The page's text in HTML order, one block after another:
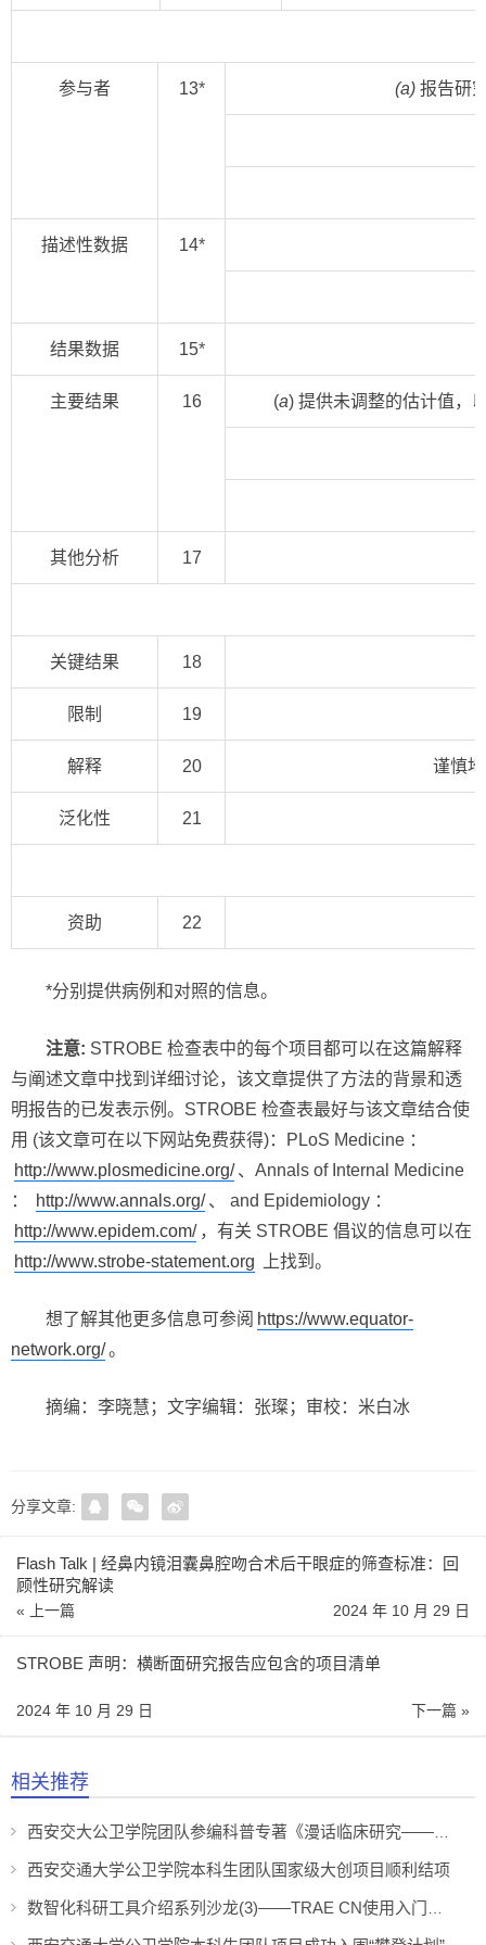
参与者 13* (a)报告研
描述性数据 14*
结果数据 15*
主要结果 16 (a) 提供未调整的估计值，
其他分析 17
关键结果 18
限制 19
解释 20 谨慎
泛化性 21
资助 22
*分别提供病例和对照的信息。
注意: STROBE 检查表中的每个项目都可以在这篇解释
与阐述文章中找到详细讨论，该文章提供了方法的背景和透
明报告的已发表示例。STROBE 检查表最好与该文章结合使
用 (该文章可在以下网站免费获得)：PLoS Medicine ：
http://www.plosmedicine.org/ 、Annals of Internal Medicine
：
http://www.annals.org/ 、 and Epidemiology ：
http://www.epidem.com/ ，有关 STROBE 倡议的信息可以在
http://www.strobe-statement.org 上找到。
想了解其他更多信息可参阅 https://www.equator-
network.org/。
摘编：李晓慧；文字编辑：张璨；审校：米白冰
分享文章:
Flash Talk | 经鼻内镜泪囊鼻腔吻合术后干眼症的筛查标准：回
顾性研究解读
« 上一篇 2024 年 10 月 29 日
STROBE 声明：横断面研究报告应包含的项目清单
下一篇 »
2024 年 10 月 29 日
相关推荐
西安交大公卫学院团队参编科普专著《漫话临床研究——如何研发新药》正式出版
西安交通大学公卫学院本科生团队国家级大创项目顺利结项
数智化科研工具介绍系列沙龙(3)——TRAE CN使用入门：功能介绍与操作指南